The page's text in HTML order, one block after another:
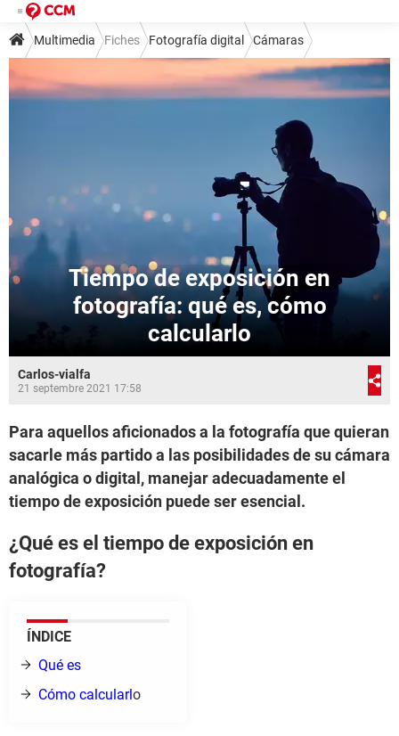
Multimedia Fiches Fotografía digital Cámaras
Tiempo de exposición en
fotografía: qué es, cómo
calcularlo
Carlos-vialfa
21 septembre 2021 17:58
Para aquellos aficionados a la fotografía que quieran
sacarle más partido a las posibilidades de su cámara
analógica o digital, manejar adecuadamente el
tiempo de exposición puede ser esencial.
¿Qué es el tiempo de exposición en
fotografía?
ÍNDICE
Qué es
Cómo calcularlo